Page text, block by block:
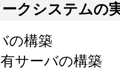
クシステムの
の構築
サーバの構築